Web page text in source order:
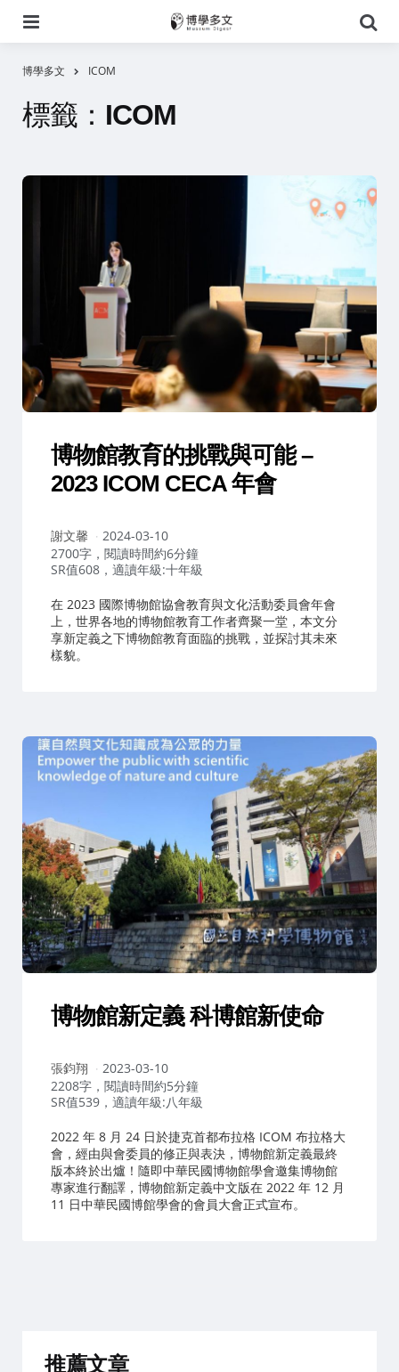
尋
博學多文 ICOM
標籤： ICOM
博物館教育的挑戰與可能 –
2023 ICOM CECA 年會
作
者：
謝文馨
2024-03-10
2700字，閱讀時間約6分鐘
SR值608，適讀年級:十年級
在 2023 國際博物館協會教育與文化活動委員會年會
上，世界各地的博物館教育工作者齊聚一堂，本文分
享新定義之下博物館教育面臨的挑戰，並探討其未來
樣貌。
博物館新定義 科博館新使命
作
者：
張鈞翔
2023-03-10
2208字，閱讀時間約5分鐘
SR值539，適讀年級:八年級
2022 年 8 月 24 日於捷克首都布拉格 ICOM 布拉格大
會，經由與會委員的修正與表決，博物館新定義最終
版本終於出爐！隨即中華民國博物館學會邀集博物館
專家進行翻譯，博物館新定義中文版在 2022 年 12 月
11 日中華民國博館學會的會員大會正式宣布。
推薦文章